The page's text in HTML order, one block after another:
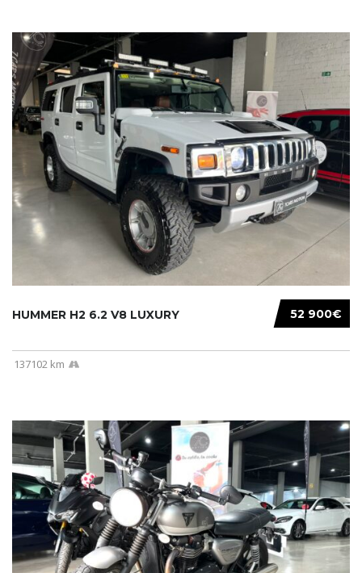
52 900€
HUMMER H2 6.2 V8 LUXURY
137102 km